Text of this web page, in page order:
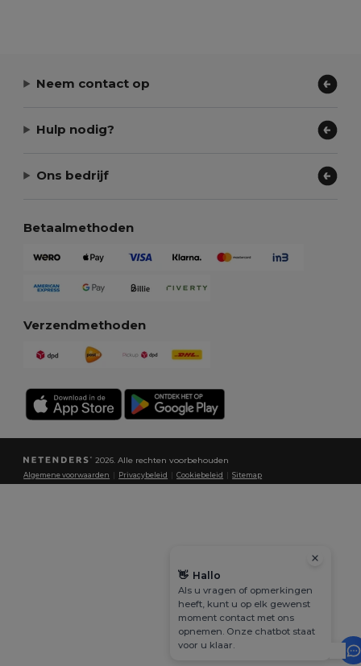
Neem contact op
Hulp nodig?
Ons bedrijf
Betaalmethoden
Verzendmethoden
2026. Alle rechten voorbehouden
Algemene voorwaarden Privacybeleid |Cookiebeleid |Sitemap
👋 Hallo
Als u vragen of opmerkingen
heeft, kunt u op elk gewenst
moment contact met ons
opnemen. Onze chatbot staat
voor u klaar.